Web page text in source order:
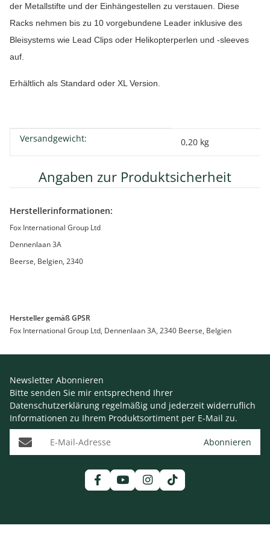
der Metallstifte und der Einhängestellen zu verstauen. Diese
Racks nehmen bis zu 10 vorgebundene Leader inklusive des
Bleisystems wie Lead Clips oder Helikopterperlen und -sleeves
auf.
Erhältlich als Standard oder XL Version.
Produkteigenschaft
Wert
Versandgewicht: 0,20 kg
Angaben zur Produktsicherheit
Herstellerinformationen:
Fox International Group Ltd
Dennenlaan 3A
Beerse, Belgien, 2340
Hersteller gemäß GPSR
Fox International Group Ltd, Dennenlaan 3A, 2340 Beerse, Belgien
Newsletter Abonnieren
Bitte senden Sie mir entsprechend Ihrer
Datenschutzerklärung regelmäßig und jederzeit widerruflich
Informationen zu Ihrem Produktsortiment per E-Mail zu.
E-Mail-Adresse Abonnieren